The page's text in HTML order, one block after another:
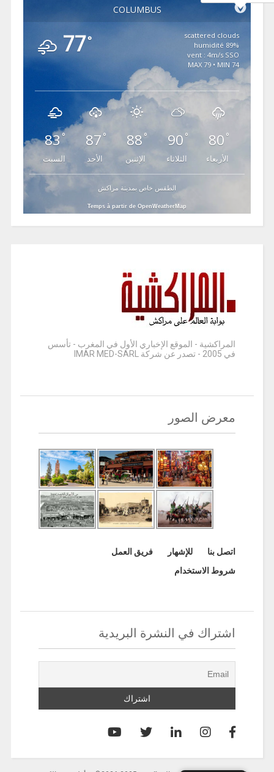
COLUMBUS
77°
scattered clouds
89% humidité
vent : 4m/s SSO
MAX 79 • MIN 74
83 °
السبت
87 °
الأحد
88°
الإثنين
90 °
الثلاثاء
80 °
الأربعاء
الطقس خاص بمدينة مراكش
Temps à partir de OpenWeatherMap
المراكشية - الموقع الإخباري الأول في المغرب - تأسس
في 2005 - تصدر عن شركة IMAR MED-SARL
معرض الصور
اتصل بنا للإشهار
فريق العمل
شروط الاستخدام
اشتراك في النشرة البريدية